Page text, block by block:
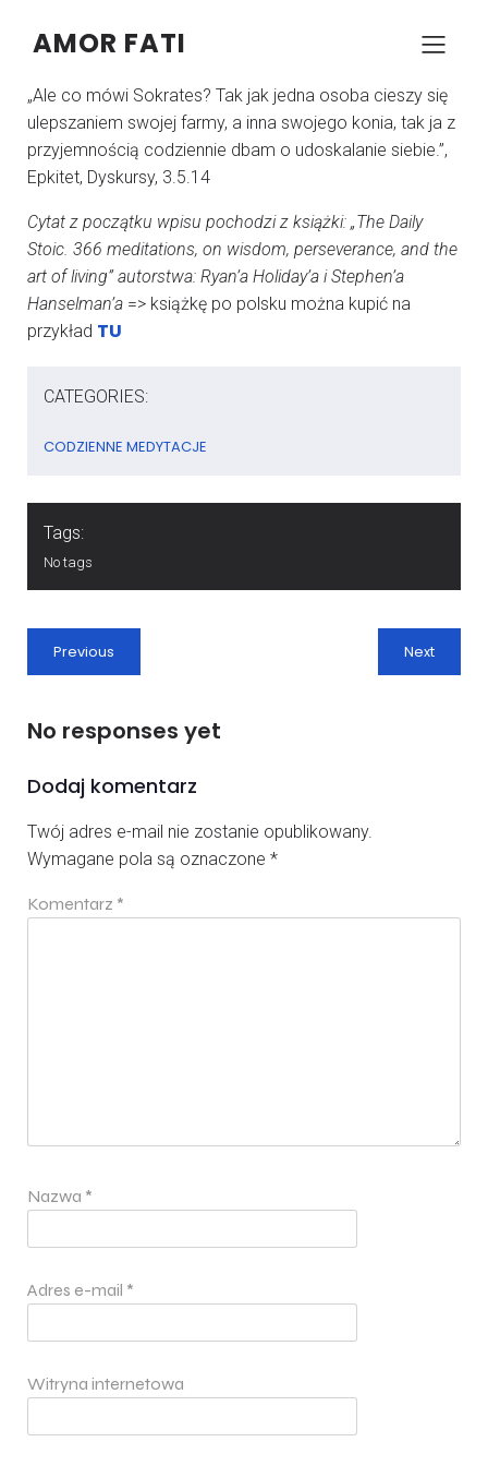
AMOR FATI
KONRAD SZCZYPCZYK
„Ale co mówi Sokrates? Tak jak jedna osoba cieszy się
ulepszaniem swojej farmy, a inna swojego konia, tak ja z
przyjemnością codziennie dbam o udoskalanie siebie.”,
Epkitet, Dyskursy, 3.5.14
Cytat z początku wpisu pochodzi z książki: „The Daily
Stoic. 366 meditations, on wisdom, perseverance, and the
art of living” autorstwa: Ryan’a Holiday’a i Stephen’a
Hanselman’a => książkę po polsku można kupić na
przykład TU
CATEGORIES:
CODZIENNE MEDYTACJE
Tags:
No tags
Previous Next
No responses yet
Dodaj komentarz
Twój adres e-mail nie zostanie opublikowany.
Wymagane pola są oznaczone *
Komentarz *
Nazwa *
Adres e-mail *
Witryna internetowa